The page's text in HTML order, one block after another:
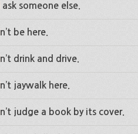
ask someone else.
n’t be here.
n’t drink and drive.
n’t jaywalk here.
n’t judge a book by its cover.